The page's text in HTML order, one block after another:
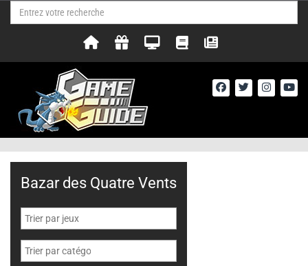
Bazar des Quatre Vents